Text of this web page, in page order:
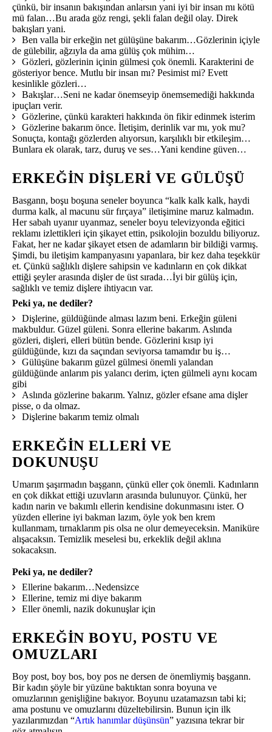
çünkü, bir insanın bakışından anlarsın yani iyi bir insan mı kötü
mü falan…Bu arada göz rengi, şekli falan değil olay. Direk
bakışları yani.
Ben valla bir erkeğin net gülüşüne bakarım…Gözlerinin içiyle
de gülebilir, ağzıyla da ama gülüş çok mühim…
Gözleri, gözlerinin içinin gülmesi çok önemli. Karakterini de
gösteriyor bence. Mutlu bir insan mı? Pesimist mi? Evett
kesinlikle gözleri…
Bakışlar…Seni ne kadar önemseyip önemsemediği hakkında
ipuçları verir.
Gözlerine, çünkü karakteri hakkında ön fikir edinmek isterim
Gözlerine bakarım önce. İletişim, derinlik var mı, yok mu?
Sonuçta, kontağı gözlerden alıyorsun, karşılıklı bir etkileşim…
Bunlara ek olarak, tarz, duruş ve ses…Yani kendine güven…
ERKEĞIN DIŞLERI VE GÜLÜŞÜ
Basgann, boşu boşuna seneler boyunca “kalk kalk kalk, haydi
durma kalk, al macunu sür fırçaya” iletişimine maruz kalmadın.
Her sabah uyanır uyanmaz, seneler boyu televizyonda eğitici
reklamı izlettikleri için şikayet ettin, psikolojin bozuldu biliyoruz.
Fakat, her ne kadar şikayet etsen de adamların bir bildiği varmış.
Şimdi, bu iletişim kampanyasını yapanlara, bir kez daha teşekkür
et. Çünkü sağlıklı dişlere sahipsin ve kadınların en çok dikkat
ettiği şeyler arasında dişler de üst sırada…İyi bir gülüş için,
sağlıklı ve temiz dişlere ihtiyacın var.
Peki ya, ne dediler?
Dişlerine, güldüğünde alması lazım beni. Erkeğin güleni
makbuldur. Güzel güleni. Sonra ellerine bakarım. Aslında
gözleri, dişleri, elleri bütün bende. Gözlerini kısıp iyi
güldüğünde, kızı da saçından seviyorsa tamamdır bu iş…
Gülüşüne bakarım güzel gülmesi önemli yalandan
güldüğünde anlarım pis yalancı derim, içten gülmeli aynı kocam
gibi
Aslında gözlerine bakarım. Yalnız, gözler efsane ama dişler
pisse, o da olmaz.
Dişlerine bakarım temiz olmalı
ERKEĞIN ELLERI VE
DOKUNUŞU
Umarım şaşırmadın başgann, çünkü eller çok önemli. Kadınların
en çok dikkat ettiği uzuvların arasında bulunuyor. Çünkü, her
kadın narin ve bakımlı ellerin kendisine dokunmasını ister. O
yüzden ellerine iyi bakman lazım, öyle yok ben krem
kullanmam, tırnaklarım pis olsa ne olur demeyeceksin. Maniküre
alışacaksın. Temizlik meselesi bu, erkeklik değil aklına
sokacaksın.
Peki ya, ne dediler?
Ellerine bakarım…Nedensizce
Ellerine, temiz mi diye bakarım
Eller önemli, nazik dokunuşlar için
ERKEĞIN BOYU, POSTU VE
OMUZLARI
Boy post, boy bos, boy pos ne dersen de önemliymiş başgann.
Bir kadın şöyle bir yüzüne baktıktan sonra boyuna ve
omuzlarının genişliğine bakıyor. Boyunu uzatamazsın tabi ki;
ama postunu ve omuzlarını düzeltebilirsin. Bunun için ilk
yazılarımızdan “Artık hanımlar düşünsün” yazısına tekrar bir